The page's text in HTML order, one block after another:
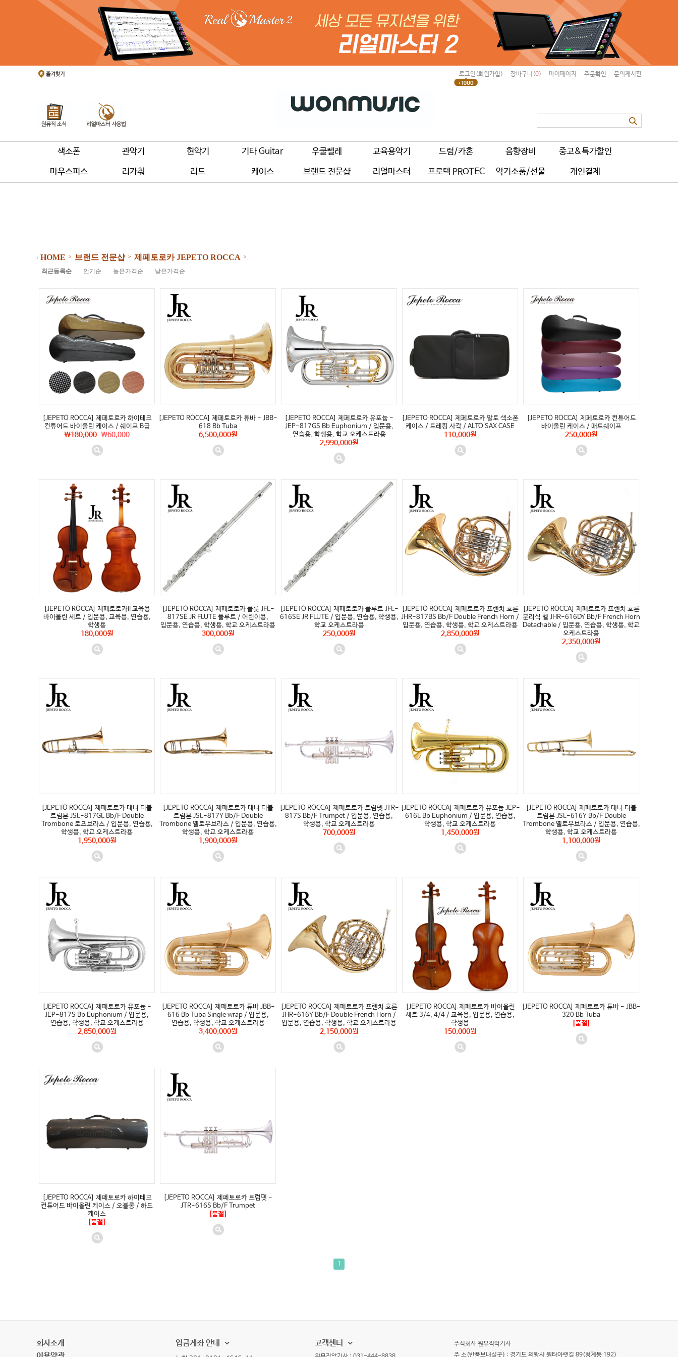
로그인(회원가입) 장바구니(0) 마이페이지 주문확인 문의게시판
색소폰 관악기 현악기 기타 Guitar 우쿨렐레 교육용악기 드럼/카혼 음향장비 중고&특가할인
마우스피스 리가춰 리드 케이스 브랜드 전문샵 리얼마스터 프로텍 PROTEC 악기소품/선물 개인결제
⋅ HOME > 브랜드 전문샵 > 제페토로카 JEPETO ROCCA >
최근등록순 인기순 높은가격순 낮은가격순
[JEPETO ROCCA] 제페토로카 하이테크
컨튜어드 바이올린 케이스 / 쉐이프 B급
\180,000 \60,000
[JEPETO ROCCA] 제페토로카 튜바 - JBB-
618 Bb Tuba
6,500,000원
[JEPETO ROCCA] 제페토로카 유포늄 -
JEP-817GS Bb Euphonium / 입문용,
연습용, 학생용, 학교 오케스트라용
2,990,000원
[JEPETO ROCCA] 제페토로카 알토 색소폰
케이스 / 트레킹 사각 / ALTO SAX CASE
110,000원
[JEPETO ROCCA] 제페토로카 컨튜어드
바이올린 케이스 / 매트쉐이프
250,000원
[JEPETO ROCCA] 제페토로카II 교육용
바이올린 세트 / 입문용, 교육용, 연습용,
학생용
180,000원
[JEPETO ROCCA] 제페토로카 플룻 JFL-
817SE JR FLUTE 플루트 / 어린이용,
입문용, 연습용, 학생용, 학교 오케스트라용
300,000원
[JEPETO ROCCA] 제페토로카 플루트 JFL-
616SE JR FLUTE / 입문용, 연습용, 학생용,
학교 오케스트라용
250,000원
[JEPETO ROCCA] 제페토로카 프렌치 호른
JHR-817BS Bb/F Double French Horn /
입문용, 연습용, 학생용, 학교 오케스트라용
2,850,000원
[JEPETO ROCCA] 제페토로카 프렌치 호른
분리식 벨 JHR-616DY Bb/F French Horn
Detachable / 입문용, 연습용, 학생용, 학교
오케스트라용
2,350,000원
[JEPETO ROCCA] 제페토로카 테너 더블
트럼본 JSL-817GL Bb/F Double
Trombone 로즈브라스 / 입문용, 연습용,
학생용, 학교 오케스트라용
1,950,000원
[JEPETO ROCCA] 제페토로카 테너 더블
트럼본 JSL-817Y Bb/F Double
Trombone 옐로우브라스 / 입문용, 연습용,
학생용, 학교 오케스트라용
1,900,000원
[JEPETO ROCCA] 제페토로카 트럼펫 JTR-
817S Bb/F Trumpet / 입문용, 연습용,
학생용, 학교 오케스트라용
700,000원
[JEPETO ROCCA] 제페토로카 유포늄 JEP-
616L Bb Euphonium / 입문용, 연습용,
학생용, 학교 오케스트라용
1,450,000원
[JEPETO ROCCA] 제페토로카 테너 더블
트럼본 JSL-616Y Bb/F Double
Trombone 옐로우브라스 / 입문용, 연습용,
학생용, 학교 오케스트라용
1,100,000원
[JEPETO ROCCA] 제페토로카 유포늄 -
JEP-817S Bb Euphonium / 입문용,
연습용, 학생용, 학교 오케스트라용
2,850,000원
[JEPETO ROCCA] 제페토로카 튜바 JBB-
616 Bb Tuba Single wrap / 입문용,
연습용, 학생용, 학교 오케스트라용
3,400,000원
[JEPETO ROCCA] 제페토로카 프렌치 호른
JHR-616Y Bb/F Double French Horn /
입문용, 연습용, 학생용, 학교 오케스트라용
2,150,000원
[JEPETO ROCCA] 제페토로카 바이올린
세트 3/4, 4/4 / 교육용, 입문용, 연습용,
학생용
150,000원
[JEPETO ROCCA] 제페토로카 튜바 - JBB-
320 Bb Tuba
[품절]
[JEPETO ROCCA] 제페토로카 하이테크
컨튜어드 바이올린 케이스 / 오블롱 / 하드
케이스
[품절]
[JEPETO ROCCA] 제페토로카 트럼펫 -
JTR-616S Bb/F Trumpet
[품절]
1
회사소개
입금계좌 안내 고객센터
주식회사 원뮤직악기사
주 소(반품보내실곳) : 경기도 의왕시 원터아랫길 89(청계동 192)